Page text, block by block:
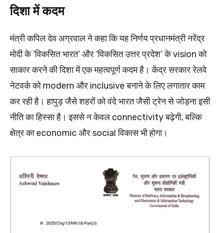
दिशा में कदम
मंत्री कपिल देव अग्रवाल ने कहा कि यह निर्णय प्रधानमंत्री नरेंद्र
मोदी के ‘विकसित भारत’ और ‘विकसित उत्तर प्रदेश’ के vision को
साकार करने की दिशा में एक महत्वपूर्ण कदम है। केंद्र सरकार रेलवे
नेटवर्क को modern और inclusive बनाने के लिए लगातार काम
कर रही है। हापुड़ जैसे शहरों को वंदे भारत जैसी ट्रेन से जोड़ना इसी
नीति का हिस्सा है। इससे न केवल connectivity बढ़ेगी, बल्कि
क्षेत्र का economic और social विकास भी होगा।